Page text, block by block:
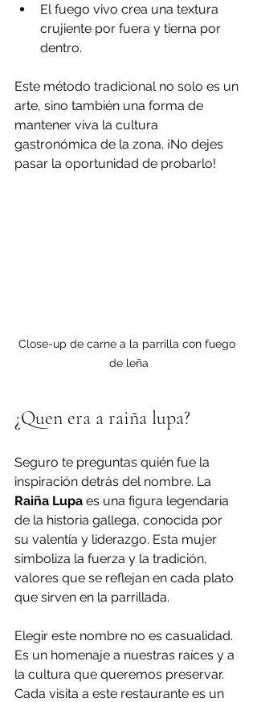
El fuego vivo crea una textura
crujiente por fuera y tierna por
dentro.
Este método tradicional no solo es un
arte, sino también una forma de
mantener viva la cultura
gastronómica de la zona. ¡No dejes
pasar la oportunidad de probarlo!
Close-up de carne a la parrilla con fuego
de leña
¿Quen era a raiña lupa?
Seguro te preguntas quién fue la
inspiración detrás del nombre. La
Raiña Lupa es una figura legendaria
de la historia gallega, conocida por
su valentía y liderazgo. Esta mujer
simboliza la fuerza y la tradición,
valores que se reflejan en cada plato
que sirven en la parrillada.
Elegir este nombre no es casualidad.
Es un homenaje a nuestras raíces y a
la cultura que queremos preservar.
Cada visita a este restaurante es un